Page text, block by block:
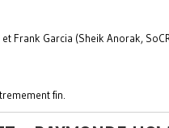
Frank Garcia (Sheik Anorak,
fin.